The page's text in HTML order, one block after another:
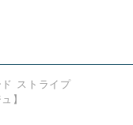
ストライプ
】